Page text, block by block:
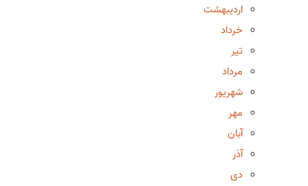
اردیبهشت
خرداد
تیر
مرداد
شهریور
مهر
آبان
آذر
دی